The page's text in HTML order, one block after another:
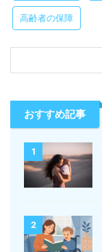
高齢者の保障
おすすめ記事
1
2